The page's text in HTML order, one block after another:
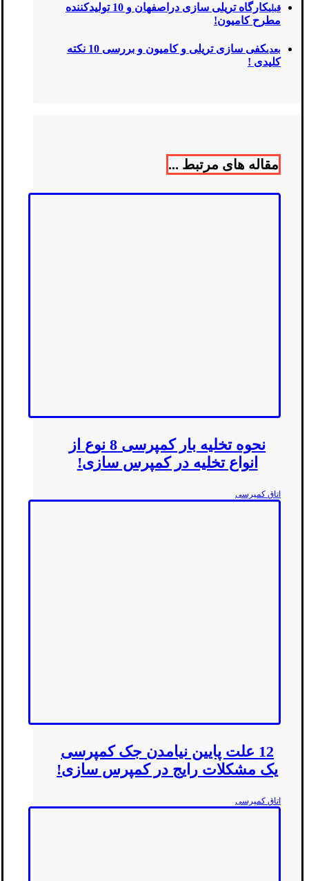
قبلی
کارگاه تریلی سازی دراصفهان و 10 تولیدکننده
مطرح کامیون!
بعدی
کفی سازی تریلی و کامیون و بررسی 10 نکته
کلیدی !
مقاله های مرتبط ...
نحوه تخلیه بار کمپرسی 8 نوع از
انواع تخلیه در کمپرس سازی!
اتاق کمپرسی
12 علت پایین نیامدن جک کمپرسی
یک مشکلات رایج در کمپرس سازی!
اتاق کمپرسی